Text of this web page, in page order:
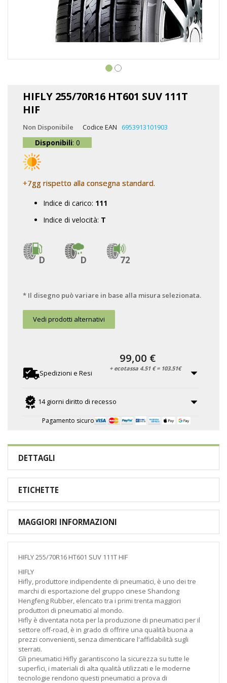
HIFLY 255/70R16 HT601 SUV 111T
HIF
Non Disponibile Codice EAN 6953913101903
Disponibili: 0
+7gg rispetto alla consegna standard.
Indice di carico: 111
Indice di velocità: T
D D 72
* Il disegno può variare in base alla misura selezionata.
Vedi prodotti alternativi
Spedizioni e Resi
14 giorni diritto di recesso
Pagamento sicuro
99,00 €
+ ecotassa 4.51 € = 103.51€
galleria
immagini
DETTAGLI
ETICHETTE
MAGGIORI INFORMAZIONI
HIFLY 255/70R16 HT601 SUV 111T HIF
HIFLY
Hifly, produttore indipendente di pneumatici, è uno dei tre
marchi di esportazione del gruppo cinese Shandong
Hengfeng Rubber, elencato tra i primi trenta maggiori
produttori di pneumatici al mondo.
Hifly è diventata nota per la produzione di pneumatici per il
settore off-road, è in grado di offrire una qualità buona a
prezzi convenienti, senza dimenticare l'affidabilità sugli
sterrati.
Gli pneumatici Hifly garantiscono la sicurezza su tutte le
superfici, i materiali di alta qualità utilizzati e le moderne
tecnologie rendono questi pneumatici a prova di